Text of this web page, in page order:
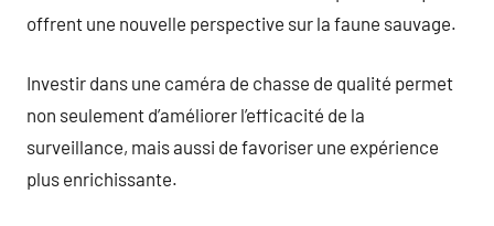
offrent une nouvelle perspective sur la faune sauvage.
Investir dans une caméra de chasse de qualité permet
non seulement d’améliorer l’efficacité de la
surveillance, mais aussi de favoriser une expérience
plus enrichissante.